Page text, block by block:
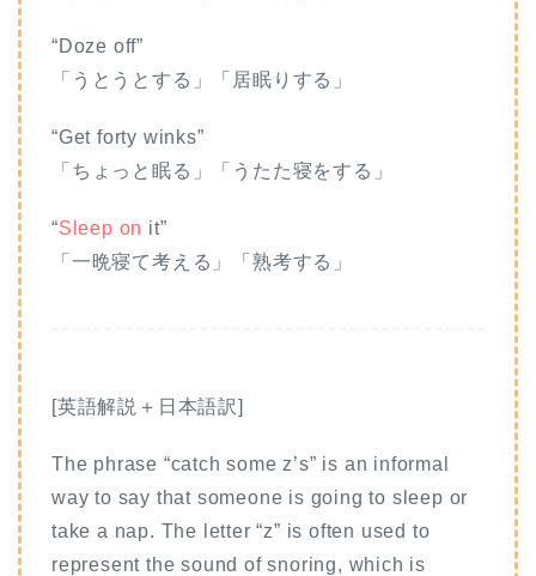
“Doze off”
「うとうとする」「居眠りする」
“Get forty winks”
「ちょっと眠る」「うたた寝をする」
“Sleep on it”
「一晩寝て考える」「熟考する」
[英語解説＋日本語訳]
The phrase “catch some z’s” is an informal
way to say that someone is going to sleep or
take a nap. The letter “z” is often used to
represent the sound of snoring, which is